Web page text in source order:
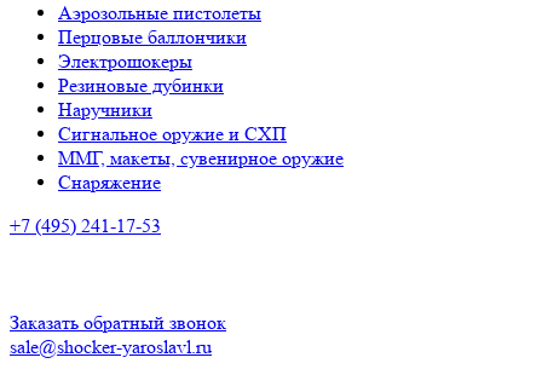
Аэрозольные пистолеты
Перцовые баллончики
Электрошокеры
Резиновые дубинки
Наручники
Сигнальное оружие и СХП
ММГ, макеты, сувенирное оружие
Снаряжение
+7 (495) 241-17-53
Заказать обратный звонок
sale@shocker-yaroslavl.ru